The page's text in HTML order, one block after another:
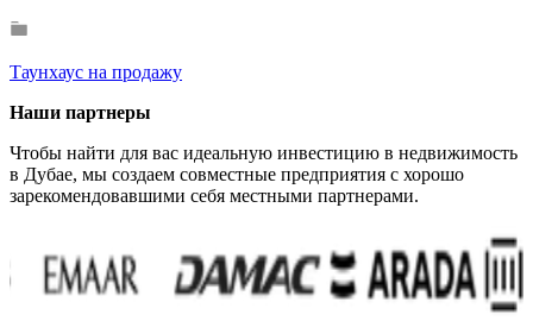
Таунхаус на продажу
Наши партнеры
Чтобы найти для вас идеальную инвестицию в недвижимость
в Дубае, мы создаем совместные предприятия с хорошо
зарекомендовавшими себя местными партнерами.